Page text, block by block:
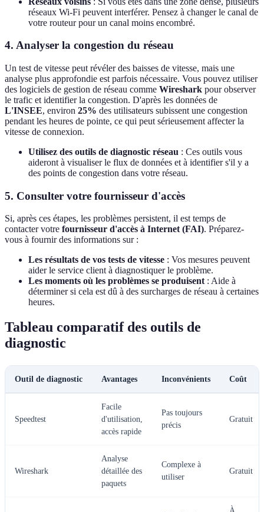
réseaux Wi-Fi peuvent interférer. Pensez à changer le canal de
votre routeur pour un canal moins encombré.
4. Analyser la congestion du réseau
Un test de vitesse peut révéler des baisses de vitesse, mais une
analyse plus approfondie est parfois nécessaire. Vous pouvez utiliser
des logiciels de gestion de réseau comme Wireshark pour observer
le trafic et identifier la congestion. D'après les données de
L'INSEE, environ 25% des utilisateurs subissent une congestion
pendant les heures de pointe, ce qui peut sérieusement affecter la
vitesse de connexion.
Utilisez des outils de diagnostic réseau : Ces outils vous
aideront à visualiser le flux de données et à identifier s'il y a
des points de congestion dans votre réseau.
5. Consulter votre fournisseur d'accès
Si, après ces étapes, les problèmes persistent, il est temps de
contacter votre fournisseur d'accès à Internet (FAI). Préparez-
vous à fournir des informations sur :
Les résultats de vos tests de vitesse : Vos mesures peuvent
aider le service client à diagnostiquer le problème.
Les moments où les problèmes se produisent: Aide à
déterminer si cela est dû à des surcharges de réseau à certaines
heures.
Tableau comparatif des outils de
diagnostic
Outil de diagnostic Avantages Inconvénients Coût
Speedtest
Facile
d'utilisation,
accès rapide
Pas toujours
précis
Gratuit
Wireshark
Analyse
détaillée des
paquets
Complexe à
utiliser
Gratuit